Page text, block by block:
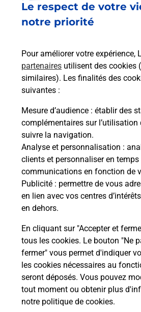
Le respect de votre
notre priorité
Pour améliorer votre expérience,
partenaires utilisent des cookies
similaires). Les finalités des
suivantes :
Mesure d’audience : établir des
complémentaires sur l’utilisation
suivre la navigation.
Analyse et personnalisation :
clients et personnaliser en
communications en fonction de
Publicité : permettre de vous
en lien avec vos centres
en dehors.
En cliquant sur "Accepter et
tous les cookies. Le bouton "Ne
fermer" vous permet d'indiquer
les cookies nécessaires au
seront déposés. Vous pouvez
tout moment ou obtenir plus
notre politique de cookies.
Est-il possible d’acheter
emballage directement
Comment demander une
modification de livraison ?
Comment La Poste
à votre sécurité au
Puis-je passer mon code
avec La Poste et sous
conditions ?
Localiser Liste Aisne